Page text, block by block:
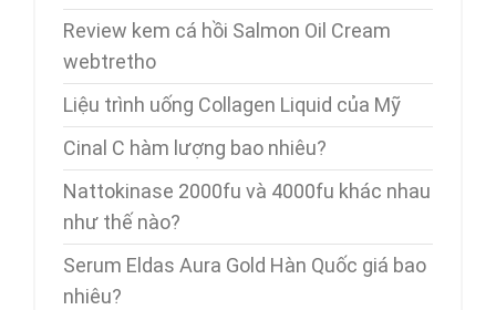
Review kem cá hồi Salmon Oil Cream
webtretho
Liệu trình uống Collagen Liquid của Mỹ
Cinal C hàm lượng bao nhiêu?
Nattokinase 2000fu và 4000fu khác nhau
như thế nào?
Serum Eldas Aura Gold Hàn Quốc giá bao
nhiêu?